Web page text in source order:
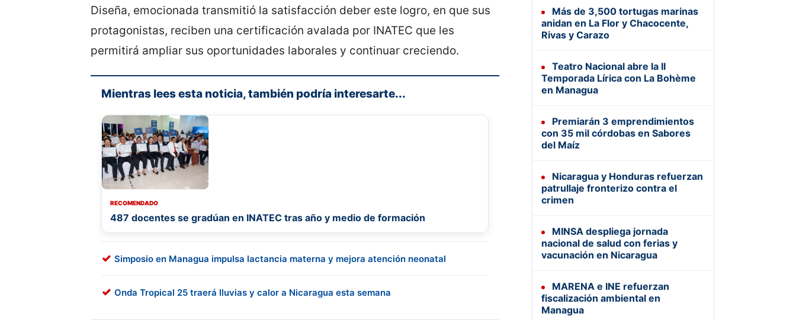
Diseña, emocionada transmitió la satisfacción deber este logro, en que sus
protagonistas, reciben una certificación avalada por INATEC que les
permitirá ampliar sus oportunidades laborales y continuar creciendo.
Mientras lees esta noticia, también podría interesarte...
RECOMENDADO
487 docentes se gradúan en INATEC tras año y medio de formación
Simposio en Managua impulsa lactancia materna y mejora atención neonatal
Onda Tropical 25 traerá lluvias y calor a Nicaragua esta semana
Más de 3,500 tortugas marinas
anidan en La Flor y Chacocente,
Rivas y Carazo
Teatro Nacional abre la II
Temporada Lírica con La Bohème
en Managua
Premiarán 3 emprendimientos
con 35 mil córdobas en Sabores
del Maíz
Nicaragua y Honduras refuerzan
patrullaje fronterizo contra el
crimen
MINSA despliega jornada
nacional de salud con ferias y
vacunación en Nicaragua
MARENA e INE refuerzan
fiscalización ambiental en
Managua